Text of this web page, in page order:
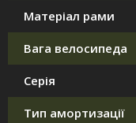
Матеріал рами
Вага велосипеда
Серія
Тип амортизації